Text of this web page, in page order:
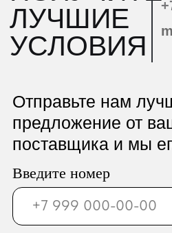
ООО «Север Гарант»
196247, Санкт-Петербург г,
муниципальный округ
Новоизмайловское, пл.
3, к. 2, литера А, помещ. 135-Н
комната 2
Фактический адрес:
196247, Санкт-Петербург г,
муниципальный округ
Новоизмайловское, пл.
3, к. 2, литера А, помещ. 135-Н